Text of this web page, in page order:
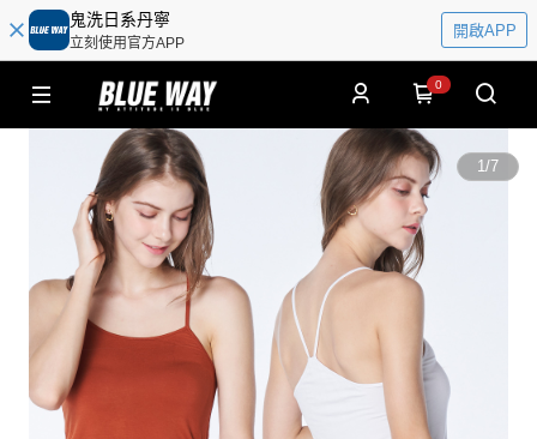
鬼洗日系丹寧
立刻使用官方APP
開啟APP
0
1/7